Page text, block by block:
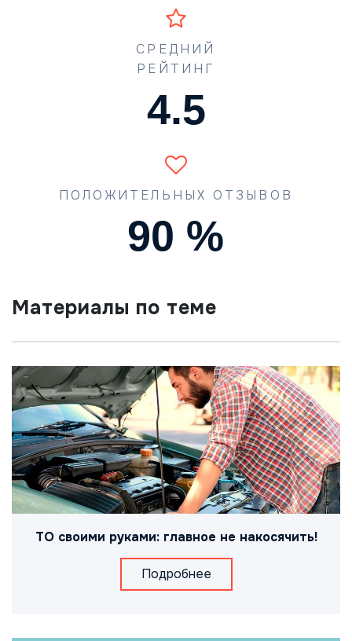
СРЕДНИЙ
РЕЙТИНГ
4.5
ПОЛОЖИТЕЛЬНЫХ ОТЗЫВОВ
90 %
Материалы по теме
ТО своими руками: главное не накосячить!
Подробнее